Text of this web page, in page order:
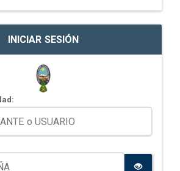
INICIAR SESIÓN